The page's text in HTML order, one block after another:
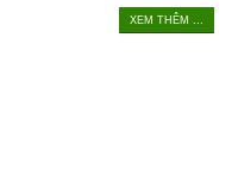
XEM THÊM ...